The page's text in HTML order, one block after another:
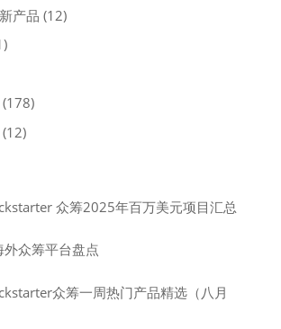
产品 (12)
(178)
(12)
众筹2025年百万美元项目汇总
众筹平台盘点
众筹一周热门产品精选（八月